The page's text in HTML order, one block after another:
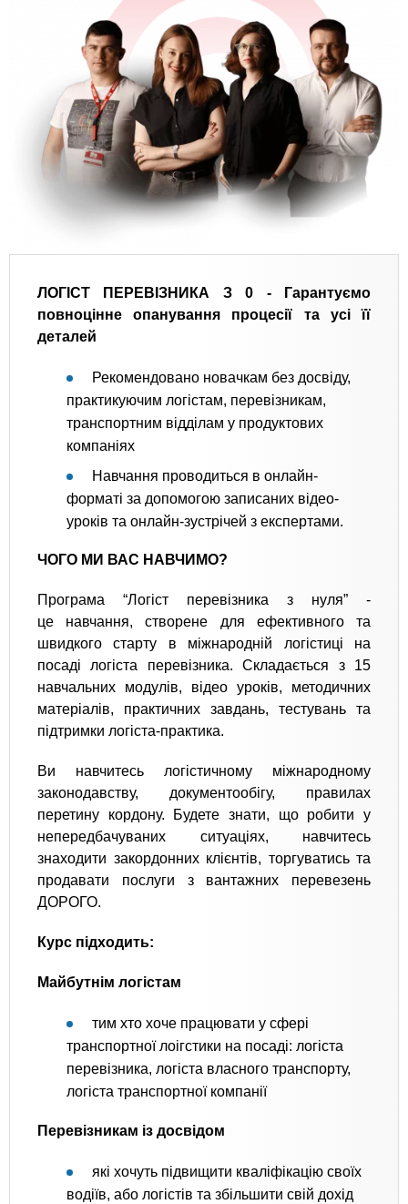
ЛОГІСТ ПЕРЕВІЗНИКА З 0 -
Гарантуємо
повноцінне опанування процесії та усі її
деталей
Рекомендовано новачкам без досвіду,
практикуючим логістам, перевізникам,
транспортним відділам у продуктових
компаніях
Навчання проводиться в онлайн-
форматі за допомогою записаних відео-
уроків та онлайн-зустрічей з експертами.
ЧОГО МИ ВАС НАВЧИМО?
Програма “Логіст перевізника з нуля” -
це навчання, створене для ефективного та
швидкого старту в міжнародній логістиці на
посаді логіста перевізника. Складається з 15
навчальних модулів, відео уроків, методичних
матеріалів, практичних завдань, тестувань та
підтримки логіста-практика.
Ви навчитесь логістичному міжнародному
законодавству, документообігу, правилах
перетину кордону. Будете знати, що робити у
непередбачуваних ситуаціях, навчитесь
знаходити закордонних клієнтів, торгуватись та
продавати послуги з вантажних перевезень
ДОРОГО.
Курс підходить:
Майбутнім логістам
тим хто хоче працювати у сфері
транспортної лоігстики на посаді: логіста
перевізника, логіста власного транспорту,
логіста транспортної компанії
Перевізникам із досвідом
які хочуть підвищити кваліфікацію своїх
водіїв, або логістів та збільшити свій дохід